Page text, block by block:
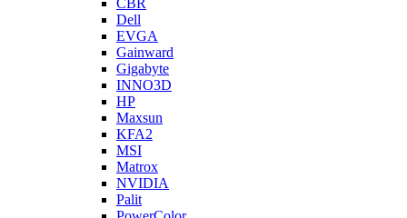
CBR
Dell
EVGA
Gainward
Gigabyte
INNO3D
HP
Maxsun
KFA2
MSI
Matrox
NVIDIA
Palit